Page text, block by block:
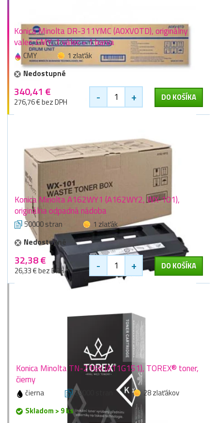
Konica Minolta DR-311YMC (A0XV0TD), originálny
valec, CMY, 1 válec = 1 barva
CMY
1 zlaťák
Nedostupné
340,41 €
276,76 € bez DPH - + DO KOŠÍKA
Konica Minolta A162WY1 (A162WY2, WX-101),
originálna odpadná nádoba
50000 stran
1 zlaťák
Nedostupné
32,38 €
26,33 € bez DPH - + DO KOŠÍKA
Konica Minolta TN-216K (A11G151), TOREX® toner,
čierny
čierna 29000 stran
28 zlaťákov
Skladom > 9 ks